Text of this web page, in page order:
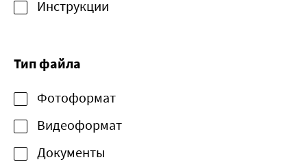
Инструкции
Тип файла
Фотоформат
Видеоформат
Документы